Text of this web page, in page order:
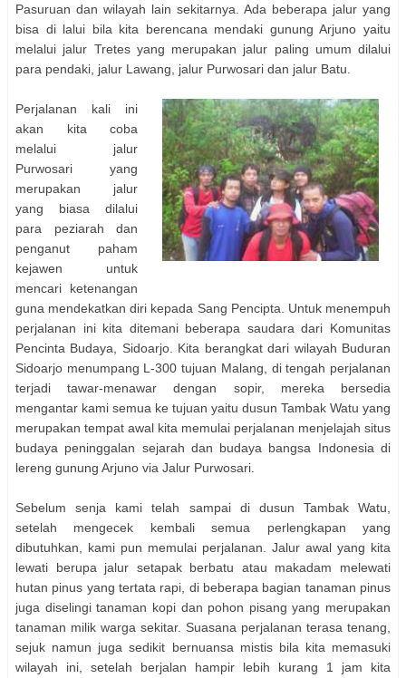
Pasuruan dan wilayah lain sekitarnya. Ada beberapa jalur yang
bisa di lalui bila kita berencana mendaki gunung Arjuno yaitu
melalui jalur Tretes yang merupakan jalur paling umum dilalui
para pendaki, jalur Lawang, jalur Purwosari dan jalur Batu.
Perjalanan kali ini
akan kita coba
melalui jalur
Purwosari yang
merupakan jalur
yang biasa dilalui
para peziarah dan
penganut paham
kejawen untuk
mencari ketenangan
guna mendekatkan diri kepada Sang Pencipta. Untuk menempuh
perjalanan ini kita ditemani beberapa saudara dari Komunitas
Pencinta Budaya, Sidoarjo. Kita berangkat dari wilayah Buduran
Sidoarjo menumpang L-300 tujuan Malang, di tengah perjalanan
terjadi tawar-menawar dengan sopir, mereka bersedia
mengantar kami semua ke tujuan yaitu dusun Tambak Watu yang
merupakan tempat awal kita memulai perjalanan menjelajah situs
budaya peninggalan sejarah dan budaya bangsa Indonesia di
lereng gunung Arjuno via Jalur Purwosari.
Sebelum senja kami telah sampai di dusun Tambak Watu,
setelah mengecek kembali semua perlengkapan yang
dibutuhkan, kami pun memulai perjalanan. Jalur awal yang kita
lewati berupa jalur setapak berbatu atau makadam melewati
hutan pinus yang tertata rapi, di beberapa bagian tanaman pinus
juga diselingi tanaman kopi dan pohon pisang yang merupakan
tanaman milik warga sekitar. Suasana perjalanan terasa tenang,
sejuk namun juga sedikit bernuansa mistis bila kita memasuki
wilayah ini, setelah berjalan hampir lebih kurang 1 jam kita